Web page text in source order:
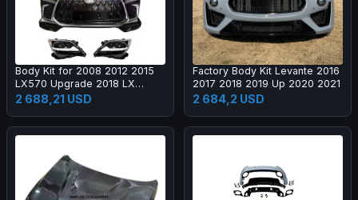
Body Kit for 2008 2012 2015
LX570 Upgrade 2018 LX
Super Sport Grille Bumper Led
Headlamp Fog Lamp Tail Light
2 688,21 USD
Factory Body Kit Levante 2016
2017 2018 2019 Up 2020 2021
2 684,2 USD